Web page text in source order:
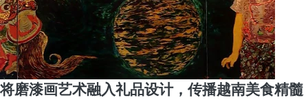
将磨漆画艺术融入礼品设计，传播越南美食精髓